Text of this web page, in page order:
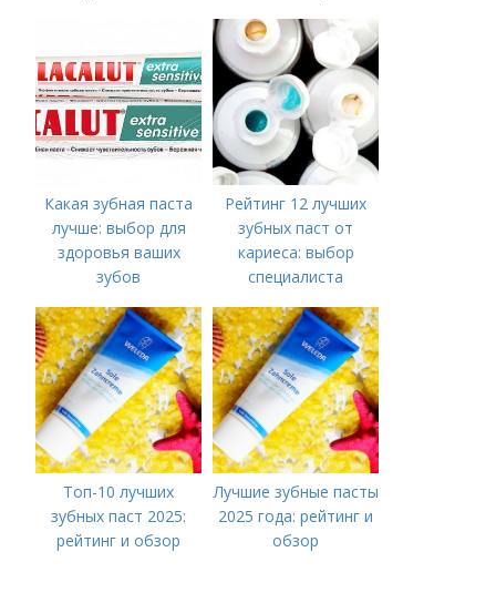
Какая зубная паста
лучше: выбор для
здоровья ваших
зубов
Рейтинг 12 лучших
зубных паст от
кариеса: выбор
специалиста
Топ-10 лучших
зубных паст 2025:
рейтинг и обзор
Лучшие зубные пасты
2025 года: рейтинг и
обзор